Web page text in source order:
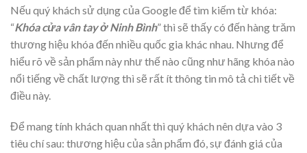
Nếu quý khách sử dụng của Google để tìm kiếm từ khóa:
“Khóa cửa vân tay ở Ninh Bình” thì sẽ thấy có đến hàng trăm
thương hiệu khóa đến nhiều quốc gia khác nhau. Nhưng để
hiểu rõ về sản phẩm này như thế nào cũng như hãng khóa nào
nổi tiếng về chất lượng thì sẽ rất ít thông tin mô tả chi tiết về
điều này.
Để mang tính khách quan nhất thì quý khách nên dựa vào 3
tiêu chí sau: thương hiệu của sản phẩm đó, sự đánh giá của